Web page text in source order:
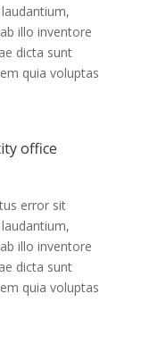
illo inventore
dicta sunt
quia voluptas
office
error sit
illo inventore
dicta sunt
quia voluptas